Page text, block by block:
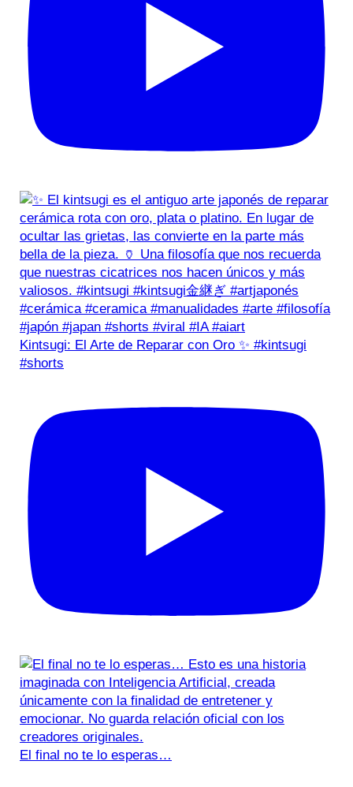
Kintsugi: El Arte de Reparar con Oro ✨ #kintsugi
#shorts
El final no te lo esperas…